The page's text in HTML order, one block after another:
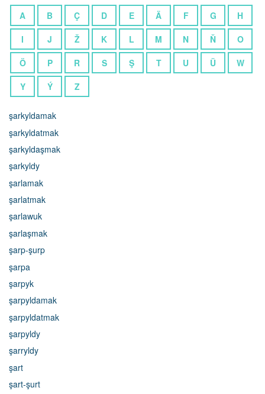
A B Ç D E Ä F G
H
I
J Ž K L M N Ň
O
Ö
P R S Ş T U Ü
W
Y
Ý Z
şarkyldamak
şarkyldatmak
şarkyldaşmak
şarkyldy
şarlamak
şarlatmak
şarlawuk
şarlaşmak
şarp-şurp
şarpa
şarpyk
şarpyldamak
şarpyldatmak
şarpyldy
şarryldy
şart
şart-şurt